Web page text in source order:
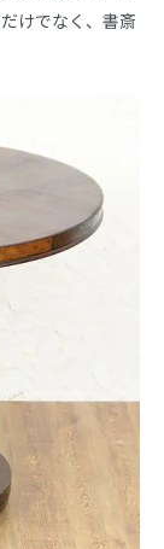
けでなく、書斎